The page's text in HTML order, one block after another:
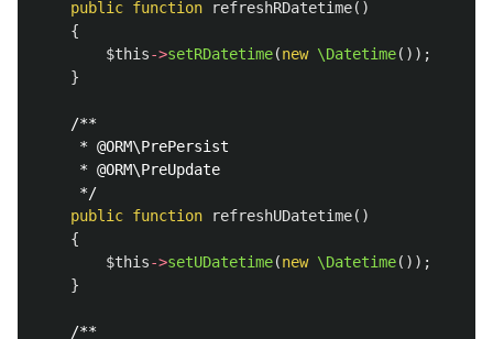
public function refreshRDatetime()
{
$this->setRDatetime(new \Datetime());
}
/**
     * @ORM\PrePersist
     * @ORM\PreUpdate
     */
public function refreshUDatetime()
{
$this->setUDatetime(new \Datetime());
}
/**